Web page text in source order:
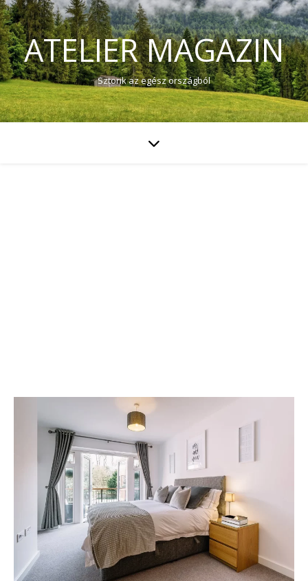
ATELIER MAGAZIN
Sztorik az egész országból